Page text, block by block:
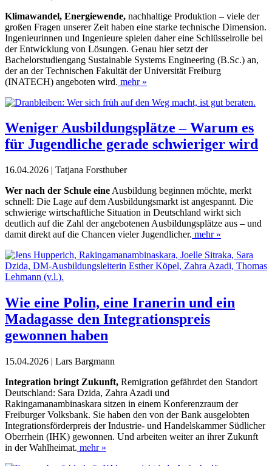
Klimawandel, Energiewende, nachhaltige Produktion – viele der
großen Fragen unserer Zeit haben eine starke technische Dimension.
Ingenieurinnen und Ingenieure spielen daher eine Schlüsselrolle bei
der Entwicklung von Lösungen. Genau hier setzt der
Bachelorstudiengang Sustainable Systems Engineering (B.Sc.) an,
der an der Technischen Fakultät der Universität Freiburg
(INATECH) angeboten wird. mehr »
Weniger Ausbildungsplätze – Warum es
für Jugendliche gerade schwieriger wird
16.04.2026 | Tatjana Forsthuber
Wer nach der Schule eine Ausbildung beginnen möchte, merkt
schnell: Die Lage auf dem Ausbildungsmarkt ist angespannt. Die
schwierige wirtschaftliche Situation in Deutschland wirkt sich
deutlich auf die Zahl der angebotenen Ausbildungsplätze aus – und
damit direkt auf die Chancen vieler Jugendlicher. mehr »
Wie eine Polin, eine Iranerin und ein
Madagasse den Integrationspreis
gewonnen haben
15.04.2026 | Lars Bargmann
Integration bringt Zukunft, Remigration gefährdet den Standort
Deutschland: Sara Dzida, Zahra Azadi und
Rakingamanambinaskara sitzen in einem Konferenzraum der
Freiburger Volksbank. Sie haben den von der Bank ausgelobten
Integrationsförderpreis der Industrie- und Handelskammer Südlicher
Oberrhein (IHK) gewonnen. Und arbeiten weiter an ihrer Zukunft
in der Wahlheimat. mehr »